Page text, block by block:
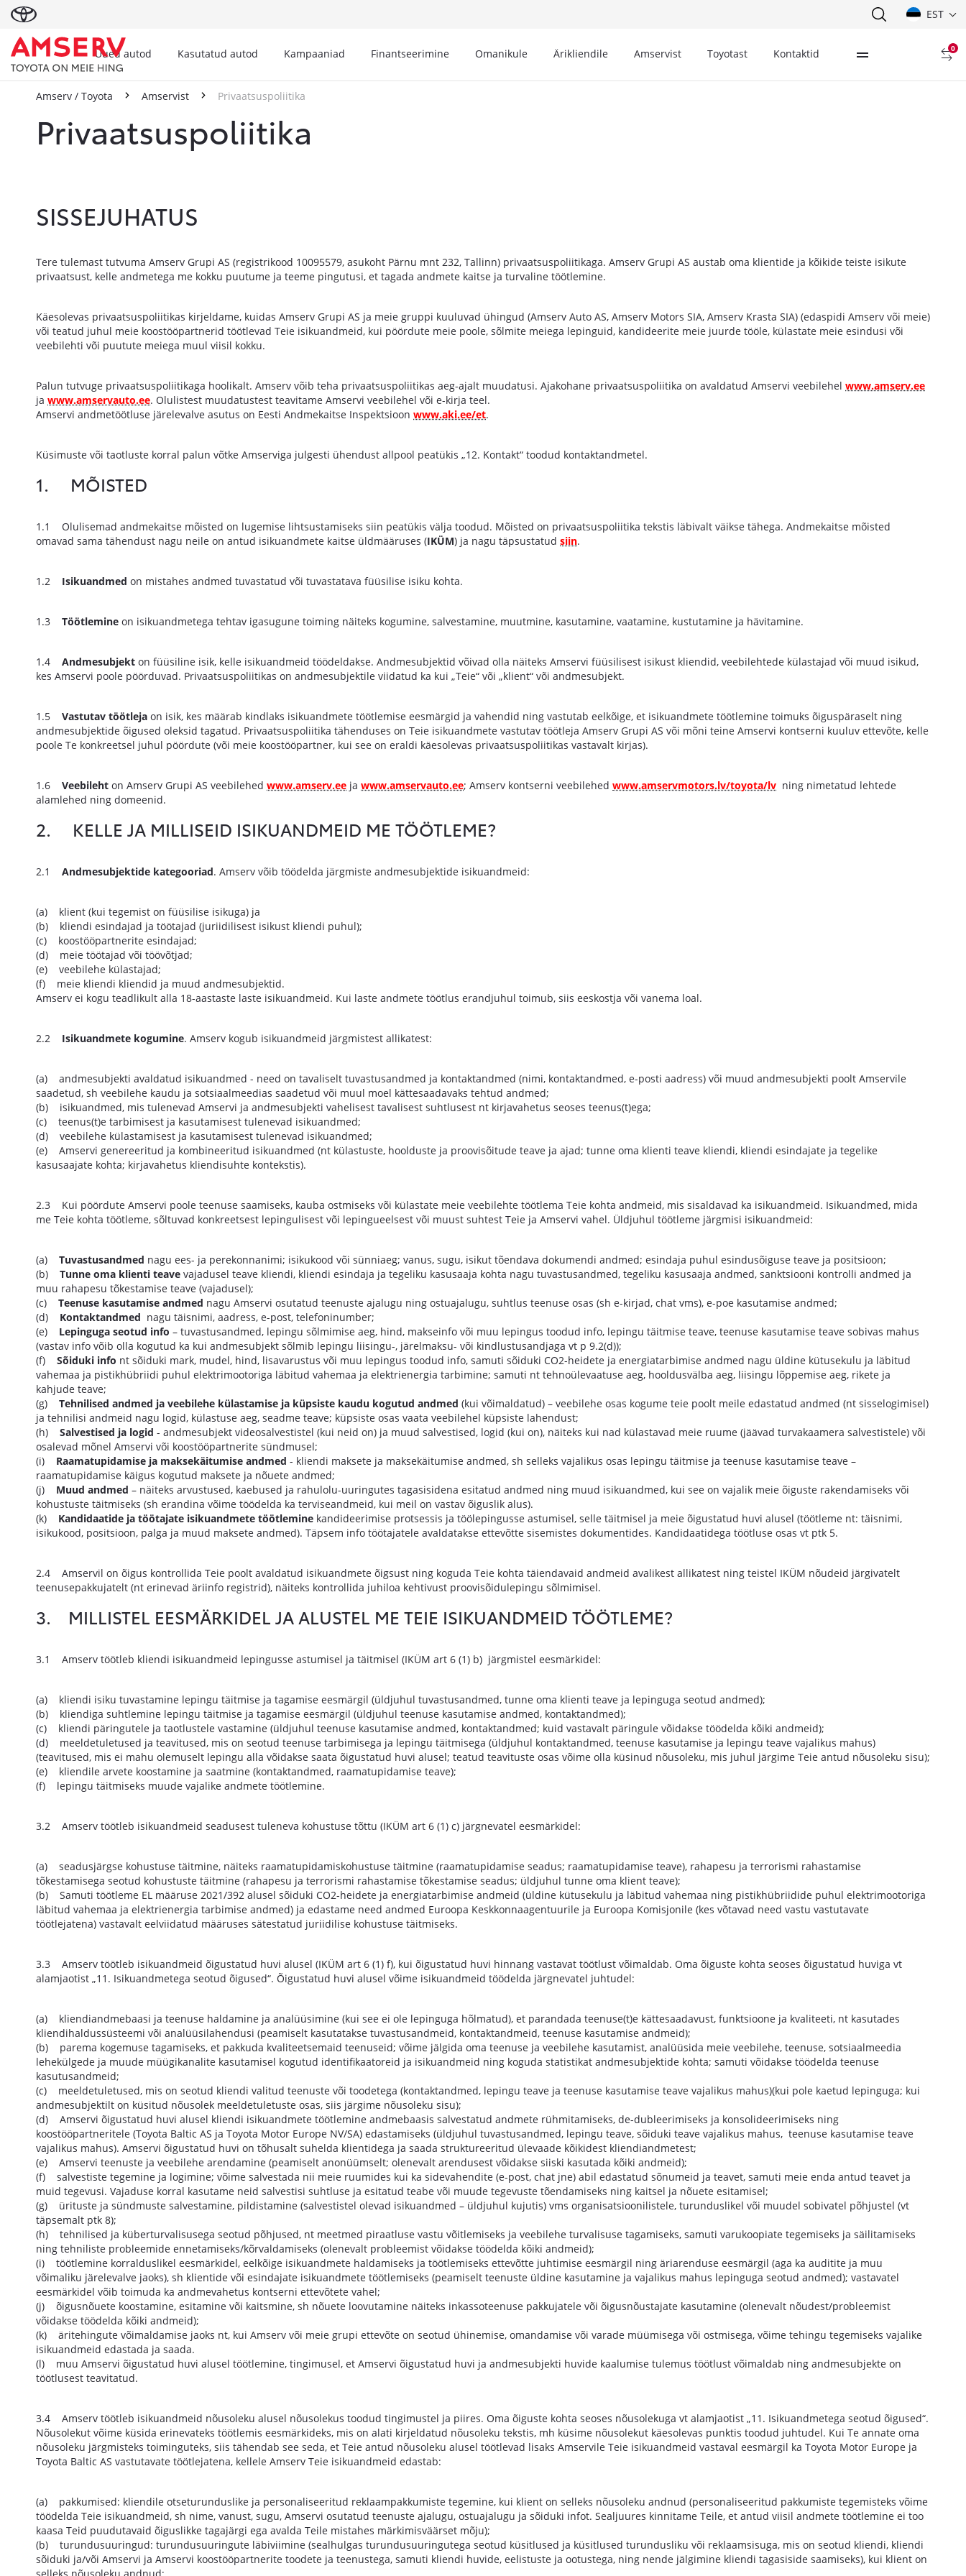
EST
0
Uued autod Kasutatud autod Kampaaniad Finantseerimine Omanikule Ärikliendile Amservist Toyotast Kontaktid
Amserv / Toyota Amservist Privaatsuspoliitika
Privaatsuspoliitika
SISSEJUHATUS
Tere tulemast tutvuma Amserv Grupi AS (registrikood 10095579, asukoht Pärnu mnt 232, Tallinn) privaatsuspoliitikaga. Amserv Grupi AS austab oma klientide ja kõikide teiste isikute
privaatsust, kelle andmetega me kokku puutume ja teeme pingutusi, et tagada andmete kaitse ja turvaline töötlemine.
Käesolevas privaatsuspoliitikas kirjeldame, kuidas Amserv Grupi AS ja meie gruppi kuuluvad ühingud (Amserv Auto AS, Amserv Motors SIA, Amserv Krasta SIA) (edaspidi Amserv või meie)
või teatud juhul meie koostööpartnerid töötlevad Teie isikuandmeid, kui pöördute meie poole, sõlmite meiega lepinguid, kandideerite meie juurde tööle, külastate meie esindusi või
veebilehti või puutute meiega muul viisil kokku.
Palun tutvuge privaatsuspoliitikaga hoolikalt. Amserv võib teha privaatsuspoliitikas aeg-ajalt muudatusi. Ajakohane privaatsuspoliitika on avaldatud Amservi veebilehel www.amserv.ee
ja www.amservauto.ee. Olulistest muudatustest teavitame Amservi veebilehel või e-kirja teel.
Amservi andmetöötluse järelevalve asutus on Eesti Andmekaitse Inspektsioon www.aki.ee/et.
Küsimuste või taotluste korral palun võtke Amserviga julgesti ühendust allpool peatükis „12. Kontakt“ toodud kontaktandmetel.
1. MÕISTED
1.1 Olulisemad andmekaitse mõisted on lugemise lihtsustamiseks siin peatükis välja toodud. Mõisted on privaatsuspoliitika tekstis läbivalt väikse tähega. Andmekaitse mõisted
omavad sama tähendust nagu neile on antud isikuandmete kaitse üldmääruses (IKÜM) ja nagu täpsustatud siin.
1.2 Isikuandmed on mistahes andmed tuvastatud või tuvastatava füüsilise isiku kohta.
1.3 Töötlemine on isikuandmetega tehtav igasugune toiming näiteks kogumine, salvestamine, muutmine, kasutamine, vaatamine, kustutamine ja hävitamine.
1.4 Andmesubjekt on füüsiline isik, kelle isikuandmeid töödeldakse. Andmesubjektid võivad olla näiteks Amservi füüsilisest isikust kliendid, veebilehtede külastajad või muud isikud,
kes Amservi poole pöörduvad. Privaatsuspoliitikas on andmesubjektile viidatud ka kui „Teie“ või „klient“ või andmesubjekt.
1.5 Vastutav töötleja on isik, kes määrab kindlaks isikuandmete töötlemise eesmärgid ja vahendid ning vastutab eelkõige, et isikuandmete töötlemine toimuks õiguspäraselt ning
andmesubjektide õigused oleksid tagatud. Privaatsuspoliitika tähenduses on Teie isikuandmete vastutav töötleja Amserv Grupi AS või mõni teine Amservi kontserni kuuluv ettevõte, kelle
poole Te konkreetsel juhul pöördute (või meie koostööpartner, kui see on eraldi käesolevas privaatsuspoliitikas vastavalt kirjas).
1.6 Veebileht on Amserv Grupi AS veebilehed www.amserv.ee ja www.amservauto.ee; Amserv kontserni veebilehed www.amservmotors.lv/toyota/lv ning nimetatud lehtede
alamlehed ning domeenid.
2. KELLE JA MILLISEID ISIKUANDMEID ME TÖÖTLEME?
2.1 Andmesubjektide kategooriad. Amserv võib töödelda järgmiste andmesubjektide isikuandmeid:
(a) klient (kui tegemist on füüsilise isikuga) ja
(b) kliendi esindajad ja töötajad (juriidilisest isikust kliendi puhul);
(c) koostööpartnerite esindajad;
(d) meie töötajad või töövõtjad;
(e) veebilehe külastajad;
(f) meie kliendi kliendid ja muud andmesubjektid.
Amserv ei kogu teadlikult alla 18-aastaste laste isikuandmeid. Kui laste andmete töötlus erandjuhul toimub, siis eeskostja või vanema loal.
2.2 Isikuandmete kogumine. Amserv kogub isikuandmeid järgmistest allikatest:
(a) andmesubjekti avaldatud isikuandmed - need on tavaliselt tuvastusandmed ja kontaktandmed (nimi, kontaktandmed, e-posti aadress) või muud andmesubjekti poolt Amservile
saadetud, sh veebilehe kaudu ja sotsiaalmeedias saadetud või muul moel kättesaadavaks tehtud andmed;
(b) isikuandmed, mis tulenevad Amservi ja andmesubjekti vahelisest tavalisest suhtlusest nt kirjavahetus seoses teenus(t)ega;
(c) teenus(t)e tarbimisest ja kasutamisest tulenevad isikuandmed;
(d) veebilehe külastamisest ja kasutamisest tulenevad isikuandmed;
(e) Amservi genereeritud ja kombineeritud isikuandmed (nt külastuste, hoolduste ja proovisõitude teave ja ajad; tunne oma klienti teave kliendi, kliendi esindajate ja tegelike
kasusaajate kohta; kirjavahetus kliendisuhte kontekstis).
2.3 Kui pöördute Amservi poole teenuse saamiseks, kauba ostmiseks või külastate meie veebilehte töötlema Teie kohta andmeid, mis sisaldavad ka isikuandmeid. Isikuandmed, mida
me Teie kohta töötleme, sõltuvad konkreetsest lepingulisest või lepingueelsest või muust suhtest Teie ja Amservi vahel. Üldjuhul töötleme järgmisi isikuandmeid:
(a) Tuvastusandmed nagu ees- ja perekonnanimi; isikukood või sünniaeg; vanus, sugu, isikut tõendava dokumendi andmed; esindaja puhul esindusõiguse teave ja positsioon;
(b) Tunne oma klienti teave vajadusel teave kliendi, kliendi esindaja ja tegeliku kasusaaja kohta nagu tuvastusandmed, tegeliku kasusaaja andmed, sanktsiooni kontrolli andmed ja
muu rahapesu tõkestamise teave (vajadusel);
(c) Teenuse kasutamise andmed nagu Amservi osutatud teenuste ajalugu ning ostuajalugu, suhtlus teenuse osas (sh e-kirjad, chat vms), e-poe kasutamise andmed;
(d) Kontaktandmed nagu täisnimi, aadress, e-post, telefoninumber;
(e) Lepinguga seotud info – tuvastusandmed, lepingu sõlmimise aeg, hind, makseinfo või muu lepingus toodud info, lepingu täitmise teave, teenuse kasutamise teave sobivas mahus
(vastav info võib olla kogutud ka kui andmesubjekt sõlmib lepingu liisingu-, järelmaksu- või kindlustusandjaga vt p 9.2(d));
(f) Sõiduki info nt sõiduki mark, mudel, hind, lisavarustus või muu lepingus toodud info, samuti sõiduki CO2-heidete ja energiatarbimise andmed nagu üldine kütusekulu ja läbitud
vahemaa ja pistikhübriidi puhul elektrimootoriga läbitud vahemaa ja elektrienergia tarbimine; samuti nt tehnoülevaatuse aeg, hooldusvälba aeg, liisingu lõppemise aeg, rikete ja
kahjude teave;
(g) Tehnilised andmed ja veebilehe külastamise ja küpsiste kaudu kogutud andmed (kui võimaldatud) – veebilehe osas kogume teie poolt meile edastatud andmed (nt sisselogimisel)
ja tehnilisi andmeid nagu logid, külastuse aeg, seadme teave; küpsiste osas vaata veebilehel küpsiste lahendust;
(h) Salvestised ja logid - andmesubjekt videosalvestistel (kui neid on) ja muud salvestised, logid (kui on), näiteks kui nad külastavad meie ruume (jäävad turvakaamera salvestistele) või
osalevad mõnel Amservi või koostööpartnerite sündmusel;
(i) Raamatupidamise ja maksekäitumise andmed - kliendi maksete ja maksekäitumise andmed, sh selleks vajalikus osas lepingu täitmise ja teenuse kasutamise teave –
raamatupidamise käigus kogutud maksete ja nõuete andmed;
(j) Muud andmed – näiteks arvustused, kaebused ja rahulolu-uuringutes tagasisidena esitatud andmed ning muud isikuandmed, kui see on vajalik meie õiguste rakendamiseks või
kohustuste täitmiseks (sh erandina võime töödelda ka terviseandmeid, kui meil on vastav õiguslik alus).
(k) Kandidaatide ja töötajate isikuandmete töötlemine kandideerimise protsessis ja töölepingusse astumisel, selle täitmisel ja meie õigustatud huvi alusel (töötleme nt: täisnimi,
isikukood, positsioon, palga ja muud maksete andmed). Täpsem info töötajatele avaldatakse ettevõtte sisemistes dokumentides. Kandidaatidega töötluse osas vt ptk 5.
2.4 Amservil on õigus kontrollida Teie poolt avaldatud isikuandmete õigsust ning koguda Teie kohta täiendavaid andmeid avalikest allikatest ning teistel IKÜM nõudeid järgivatelt
teenusepakkujatelt (nt erinevad äriinfo registrid), näiteks kontrollida juhiloa kehtivust proovisõidulepingu sõlmimisel.
3. MILLISTEL EESMÄRKIDEL JA ALUSTEL ME TEIE ISIKUANDMEID TÖÖTLEME?
3.1 Amserv töötleb kliendi isikuandmeid lepingusse astumisel ja täitmisel (IKÜM art 6 (1) b) järgmistel eesmärkidel:
(a) kliendi isiku tuvastamine lepingu täitmise ja tagamise eesmärgil (üldjuhul tuvastusandmed, tunne oma klienti teave ja lepinguga seotud andmed);
(b) kliendiga suhtlemine lepingu täitmise ja tagamise eesmärgil (üldjuhul teenuse kasutamise andmed, kontaktandmed);
(c) kliendi päringutele ja taotlustele vastamine (üldjuhul teenuse kasutamise andmed, kontaktandmed; kuid vastavalt päringule võidakse töödelda kõiki andmeid);
(d) meeldetuletused ja teavitused, mis on seotud teenuse tarbimisega ja lepingu täitmisega (üldjuhul kontaktandmed, teenuse kasutamise ja lepingu teave vajalikus mahus)
(teavitused, mis ei mahu olemuselt lepingu alla võidakse saata õigustatud huvi alusel; teatud teavituste osas võime olla küsinud nõusoleku, mis juhul järgime Teie antud nõusoleku sisu);
(e) kliendile arvete koostamine ja saatmine (kontaktandmed, raamatupidamise teave);
(f) lepingu täitmiseks muude vajalike andmete töötlemine.
3.2 Amserv töötleb isikuandmeid seadusest tuleneva kohustuse tõttu (IKÜM art 6 (1) c) järgnevatel eesmärkidel:
(a) seadusjärgse kohustuse täitmine, näiteks raamatupidamiskohustuse täitmine (raamatupidamise seadus; raamatupidamise teave), rahapesu ja terrorismi rahastamise
tõkestamisega seotud kohustuste täitmine (rahapesu ja terrorismi rahastamise tõkestamise seadus; üldjuhul tunne oma klient teave);
(b) Samuti töötleme EL määruse 2021/392 alusel sõiduki CO2-heidete ja energiatarbimise andmeid (üldine kütusekulu ja läbitud vahemaa ning pistikhübriidide puhul elektrimootoriga
läbitud vahemaa ja elektrienergia tarbimise andmed) ja edastame need andmed Euroopa Keskkonnaagentuurile ja Euroopa Komisjonile (kes võtavad need vastu vastutavate
töötlejatena) vastavalt eelviidatud määruses sätestatud juriidilise kohustuse täitmiseks.
3.3 Amserv töötleb isikuandmeid õigustatud huvi alusel (IKÜM art 6 (1) f), kui õigustatud huvi hinnang vastavat töötlust võimaldab. Oma õiguste kohta seoses õigustatud huviga vt
alamjaotist „11. Isikuandmetega seotud õigused“. Õigustatud huvi alusel võime isikuandmeid töödelda järgnevatel juhtudel:
(a) kliendiandmebaasi ja teenuse haldamine ja analüüsimine (kui see ei ole lepinguga hõlmatud), et parandada teenuse(t)e kättesaadavust, funktsioone ja kvaliteeti, nt kasutades
kliendihaldussüsteemi või analüüsilahendusi (peamiselt kasutatakse tuvastusandmeid, kontaktandmeid, teenuse kasutamise andmeid);
(b) parema kogemuse tagamiseks, et pakkuda kvaliteetsemaid teenuseid; võime jälgida oma teenuse ja veebilehe kasutamist, analüüsida meie veebilehe, teenuse, sotsiaalmeedia
lehekülgede ja muude müügikanalite kasutamisel kogutud identifikaatoreid ja isikuandmeid ning koguda statistikat andmesubjektide kohta; samuti võidakse töödelda teenuse
kasutusandmeid;
(c) meeldetuletused, mis on seotud kliendi valitud teenuste või toodetega (kontaktandmed, lepingu teave ja teenuse kasutamise teave vajalikus mahus)(kui pole kaetud lepinguga; kui
andmesubjektilt on küsitud nõusolek meeldetuletuste osas, siis järgime nõusoleku sisu);
(d) Amservi õigustatud huvi alusel kliendi isikuandmete töötlemine andmebaasis salvestatud andmete rühmitamiseks, de-dubleerimiseks ja konsolideerimiseks ning
koostööpartneritele (Toyota Baltic AS ja Toyota Motor Europe NV/SA) edastamiseks (üldjuhul tuvastusandmed, lepingu teave, sõiduki teave vajalikus mahus, teenuse kasutamise teave
vajalikus mahus). Amservi õigustatud huvi on tõhusalt suhelda klientidega ja saada struktureeritud ülevaade kõikidest kliendiandmetest;
(e) Amservi teenuste ja veebilehe arendamine (peamiselt anonüümselt; olenevalt arendusest võidakse siiski kasutada kõiki andmeid);
(f) salvestiste tegemine ja logimine; võime salvestada nii meie ruumides kui ka sidevahendite (e-post, chat jne) abil edastatud sõnumeid ja teavet, samuti meie enda antud teavet ja
muid tegevusi. Vajaduse korral kasutame neid salvestisi suhtluse ja esitatud teabe või muude tegevuste tõendamiseks ning kaitsel ja nõuete esitamisel;
(g) ürituste ja sündmuste salvestamine, pildistamine (salvestistel olevad isikuandmed – üldjuhul kujutis) vms organisatsioonilistele, turunduslikel või muudel sobivatel põhjustel (vt
täpsemalt ptk 8);
(h) tehnilised ja küberturvalisusega seotud põhjused, nt meetmed piraatluse vastu võitlemiseks ja veebilehe turvalisuse tagamiseks, samuti varukoopiate tegemiseks ja säilitamiseks
ning tehniliste probleemide ennetamiseks/kõrvaldamiseks (olenevalt probleemist võidakse töödelda kõiki andmeid);
(i) töötlemine korralduslikel eesmärkidel, eelkõige isikuandmete haldamiseks ja töötlemiseks ettevõtte juhtimise eesmärgil ning äriarenduse eesmärgil (aga ka auditite ja muu
võimaliku järelevalve jaoks), sh klientide või esindajate isikuandmete töötlemiseks (peamiselt teenuste üldine kasutamine ja vajalikus mahus lepinguga seotud andmed); vastavatel
eesmärkidel võib toimuda ka andmevahetus kontserni ettevõtete vahel;
(j) õigusnõuete koostamine, esitamine või kaitsmine, sh nõuete loovutamine näiteks inkassoteenuse pakkujatele või õigusnõustajate kasutamine (olenevalt nõudest/probleemist
võidakse töödelda kõiki andmeid);
(k) äritehingute võimaldamise jaoks nt, kui Amserv või meie grupi ettevõte on seotud ühinemise, omandamise või varade müümisega või ostmisega, võime tehingu tegemiseks vajalike
isikuandmeid edastada ja saada.
(l) muu Amservi õigustatud huvi alusel töötlemine, tingimusel, et Amservi õigustatud huvi ja andmesubjekti huvide kaalumise tulemus töötlust võimaldab ning andmesubjekte on
töötlusest teavitatud.
3.4 Amserv töötleb isikuandmeid nõusoleku alusel nõusolekus toodud tingimustel ja piires. Oma õiguste kohta seoses nõusolekuga vt alamjaotist „11. Isikuandmetega seotud õigused“.
Nõusolekut võime küsida erinevateks töötlemis eesmärkideks, mis on alati kirjeldatud nõusoleku tekstis, mh küsime nõusolekut käesolevas punktis toodud juhtudel. Kui Te annate oma
nõusoleku järgmisteks toiminguteks, siis tähendab see seda, et Teie antud nõusoleku alusel töötlevad lisaks Amservile Teie isikuandmeid vastaval eesmärgil ka Toyota Motor Europe ja
Toyota Baltic AS vastutavate töötlejatena, kellele Amserv Teie isikuandmeid edastab:
(a) pakkumised: kliendile otseturunduslike ja personaliseeritud reklaampakkumiste tegemine, kui klient on selleks nõusoleku andnud (personaliseeritud pakkumiste tegemisteks võime
töödelda Teie isikuandmeid, sh nime, vanust, sugu, Amservi osutatud teenuste ajalugu, ostuajalugu ja sõiduki infot. Sealjuures kinnitame Teile, et antud viisil andmete töötlemine ei too
kaasa Teid puudutavaid õiguslikke tagajärgi ega avalda Teile mistahes märkimisväärset mõju);
(b) turundusuuringud: turundusuuringute läbiviimine (sealhulgas turundusuuringutega seotud küsitlused ja küsitlused turundusliku või reklaamsisuga, mis on seotud kliendi, kliendi
sõiduki ja/või Amservi ja Amservi koostööpartnerite toodete ja teenustega, samuti kliendi huvide, eelistuste ja ootustega, ning nende jälgimine kliendi tagasiside saamiseks), kui klient on